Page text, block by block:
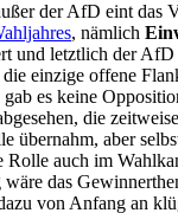
der AfD eint das
, nämlich
und letztlich der AfD
einzige offene
gab es keine
die
übernahm, aber
Rolle auch im
das
von Anfang an